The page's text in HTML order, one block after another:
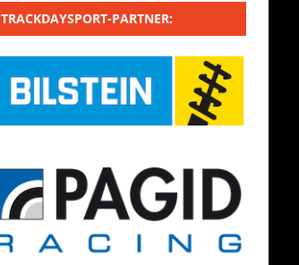
TRACKDAYSPORT-PARTNER: